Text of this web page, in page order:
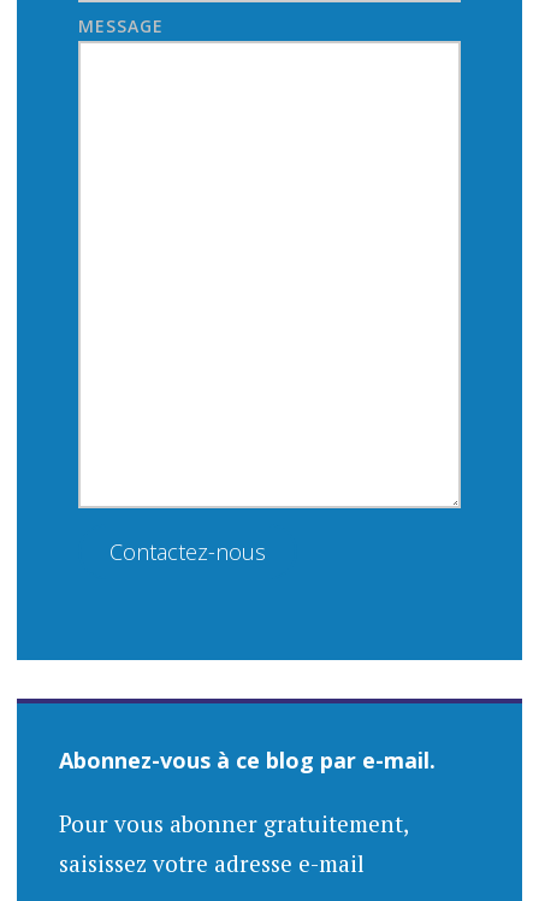
MESSAGE
Contactez-nous
Abonnez-vous à ce blog par e-mail.
Pour vous abonner gratuitement,
saisissez votre adresse e-mail